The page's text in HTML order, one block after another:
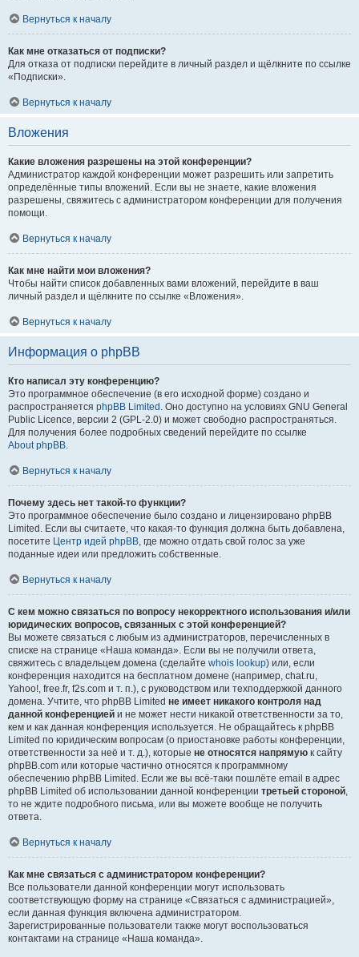
Вернуться к началу
Как мне отказаться от подписки?
Для отказа от подписки перейдите в личный раздел и щёлкните по ссылке
«Подписки».
Вернуться к началу
Вложения
Какие вложения разрешены на этой конференции?
Администратор каждой конференции может разрешить или запретить
определённые типы вложений. Если вы не знаете, какие вложения
разрешены, свяжитесь с администратором конференции для получения
помощи.
Вернуться к началу
Как мне найти мои вложения?
Чтобы найти список добавленных вами вложений, перейдите в ваш
личный раздел и щёлкните по ссылке «Вложения».
Вернуться к началу
Информация о phpBB
Кто написал эту конференцию?
Это программное обеспечение (в его исходной форме) создано и
распространяется phpBB Limited . Оно доступно на условиях GNU General
Public Licence, версии 2 (GPL-2.0) и может свободно распространяться.
Для получения более подробных сведений перейдите по ссылке
About phpBB
Вернуться к началу
Почему здесь нет такой-то функции?
Это программное обеспечение было создано и лицензировано phpBB
Limited. Если вы считаете, что какая-то функция должна быть добавлена,
посетите Центр идей phpBB , где можно отдать свой голос за уже
поданные идеи или предложить собственные.
Вернуться к началу
С кем можно связаться по вопросу некорректного использования и/или
юридических вопросов, связанных с этой конференцией?
Вы можете связаться с любым из администраторов, перечисленных в
списке на странице «Наша команда». Если вы не получили ответа,
свяжитесь с владельцем домена (сделайте whois lookup) или, если
конференция находится на бесплатном домене (например, chat.ru,
Yahoo!, free.fr, f2s.com и т. п.), с руководством или техподдержкой данного
домена. Учтите, что phpBB Limited не имеет никакого контроля над
данной конференцией и не может нести никакой ответственности за то,
кем и как данная конференция используется. Не обращайтесь к phpBB
Limited по юридическим вопросам (о приостановке работы конференции,
ответственности за неё и т. д.), которые не относятся напрямую к сайту
phpBB.com или которые частично относятся к программному
обеспечению phpBB Limited. Если же вы всё-таки пошлёте email в адрес
phpBB Limited об использовании данной конференции третьей стороной
то не ждите подробного письма, или вы можете вообще не получить
ответа.
Вернуться к началу
Как мне связаться с администратором конференции?
Все пользователи данной конференции могут использовать
соответствующую форму на странице «Связаться с администрацией»,
если данная функция включена администратором.
Зарегистрированные пользователи также могут воспользоваться
контактами на странице «Наша команда».